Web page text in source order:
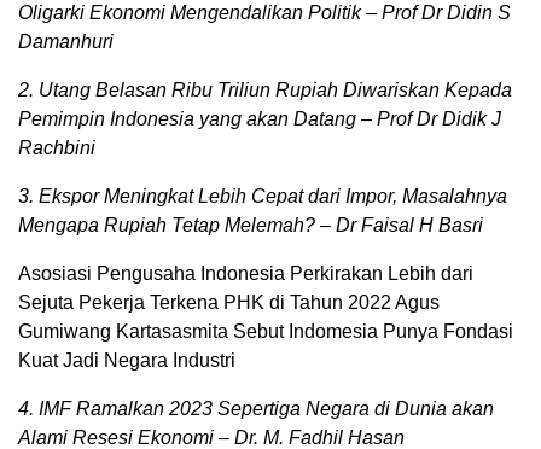
Oligarki Ekonomi Mengendalikan Politik – Prof Dr Didin S
Damanhuri
2. Utang Belasan Ribu Triliun Rupiah Diwariskan Kepada
Pemimpin Indonesia yang akan Datang – Prof Dr Didik J
Rachbini
3. Ekspor Meningkat Lebih Cepat dari Impor, Masalahnya
Mengapa Rupiah Tetap Melemah? – Dr Faisal H Basri
Asosiasi Pengusaha Indonesia Perkirakan Lebih dari
Sejuta Pekerja Terkena PHK di Tahun 2022 Agus
Gumiwang Kartasasmita Sebut Indomesia Punya Fondasi
Kuat Jadi Negara Industri
4. IMF Ramalkan 2023 Sepertiga Negara di Dunia akan
Alami Resesi Ekonomi – Dr. M. Fadhil Hasan